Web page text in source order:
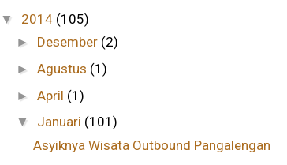
▼ 2014 (105)
► Desember (2)
►Agustus (1)
►April (1)
▼ Januari (101)
Asyiknya Wisata Outbound Pangalengan